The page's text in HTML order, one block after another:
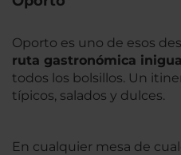
Oporto es uno de esos
ruta gastronómica
todos los bolsillos. Un
típicos, salados y dulces.
En cualquier mesa de